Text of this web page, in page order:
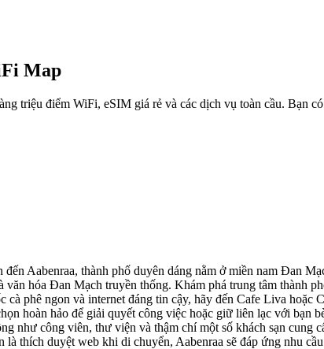
Map
triệu điểm WiFi, eSIM giá rẻ và các dịch vụ toàn cầu. Bạn
đến Aabenraa, thành phố duyên dáng nằm ở miền nam Đan
văn hóa Đan Mạch truyền thống. Khám phá trung tâm thành
cà phê ngon và internet đáng tin cậy, hãy đến Cafe Liva
hoàn hảo để giải quyết công việc hoặc giữ liên lạc với
như công viên, thư viện và thậm chí một số khách sạn
là thích duyệt web khi di chuyển, Aabenraa sẽ đáp ứng nhu